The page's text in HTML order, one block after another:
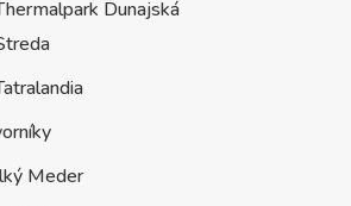
Dunajská
Meder